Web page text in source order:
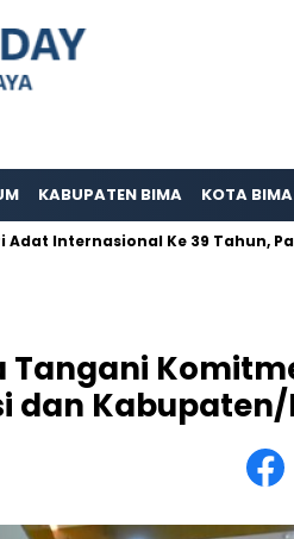
KABUPATEN BIMA KOTA BIMA
Ke 39 Tahun,
Tangani
dan